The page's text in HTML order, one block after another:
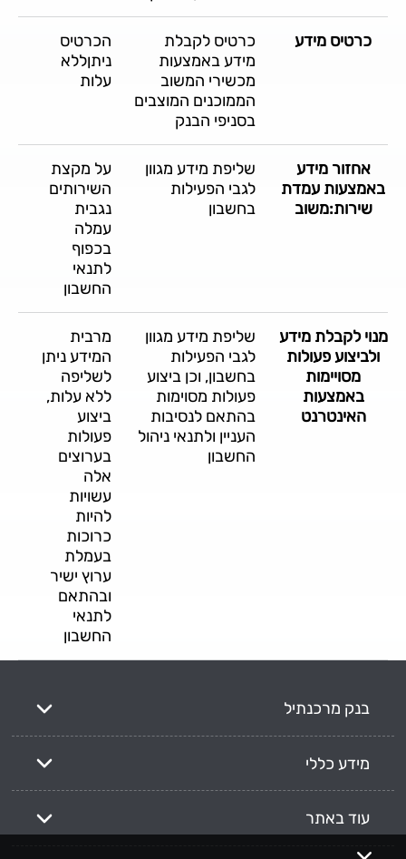
כרטיס מידע
כרטיס לקבלת
מידע באמצעות
מכשירי המשוב
הממוכנים המוצבים
בסניפי הבנק
הכרטיס
ניתןללא
עלות
אחזור מידע
באמצעות עמדת
שירות:משוב
שליפת מידע מגוון
לגבי הפעילות
בחשבון
על מקצת
השירותים
נגבית
עמלה
בכפוף
לתנאי
החשבון
מנוי לקבלת מידע
ולביצוע פעולות
מסויימות
באמצעות
האינטרנט
שליפת מידע מגוון
לגבי הפעילות
בחשבון, וכן ביצוע
פעולות מסוימות
בהתאם לנסיבות
העניין ולתנאי ניהול
החשבון
מרבית
המידע ניתן
לשליפה
ללא עלות,
ביצוע
פעולות
בערוצים
אלה
עשויות
להיות
כרוכות
בעמלת
ערוץ ישיר
ובהתאם
לתנאי
החשבון
בנק מרכנתיל
מידע כללי
עוד באתר